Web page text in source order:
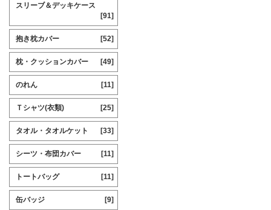
スリーブ＆デッキケース
[91]
抱き枕カバー [52]
枕・クッションカバー [49]
のれん [11]
Ｔシャツ(衣類) [25]
タオル・タオルケット [33]
シーツ・布団カバー [11]
トートバッグ [11]
缶バッジ [9]